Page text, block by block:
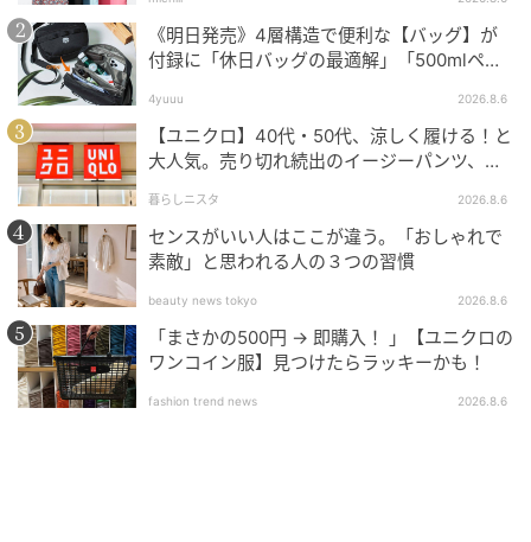
top by 1960S COLORBLOCK TOP, skirt by DIOR, shoes by VERA BLUM, tights
《明日発売》4層構造で便利な【バッグ】が
付録に「休日バッグの最適解」「500mlペッ
4yuuu 2026.8.6
【ユニクロ】40代・50代、涼しく履ける！と
大人気。売り切れ続出のイージーパンツ、買
暮らしニスタ 2026.8.6
センスがいい人はここが違う。「おしゃれで
素敵」と思われる人の３つの習慣
beauty news tokyo 2026.8.6
「まさかの500円 → 即購入！ 」【ユニクロの
ワンコイン服】見つけたらラッキーかも！
fashion trend news 2026.8.6